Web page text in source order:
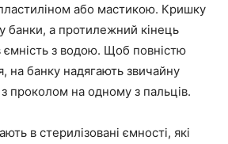
або мастикою. Кришку
банки, а протилежний кінець
ємність з водою. Щоб повністю
на банку надягають звичайну
проколом на одному з пальців.
в стерилізовані ємності, які